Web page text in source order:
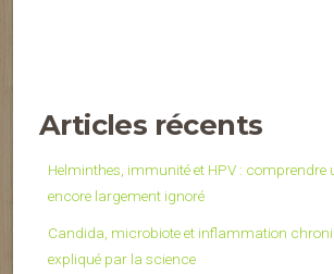
Articles récents
Helminthes, immunité et HPV :
encore largement ignoré
Candida, microbiote et inflammation
expliqué par la science